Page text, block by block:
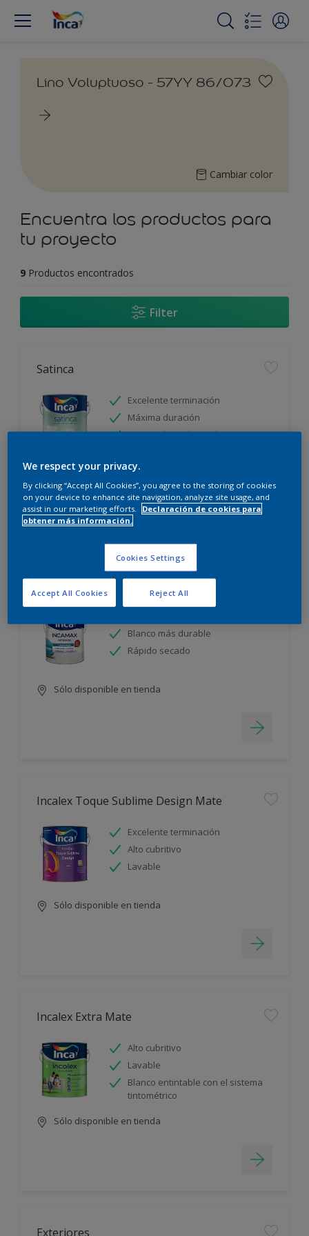
Lino Voluptuoso - 57YY 86/073
Cambiar color
Encuentra los productos para
tu proyecto
9 Productos encontrados
Filter
Satinca
Excelente terminación
Máxima duración
Protección prolongada
Sólo disponible en tienda
Blanco más durable
Rápido secado
Sólo disponible en tienda
Incalex Toque Sublime Design Mate
Excelente terminación
Alto cubritivo
Lavable
Sólo disponible en tienda
Incalex Extra Mate
Alto cubritivo
Lavable
Blanco entintable con el sistema
tintométrico
Sólo disponible en tienda
Exteriores
We respect your privacy.
By clicking “Accept All Cookies”, you agree to the storing of cookies
on your device to enhance site navigation, analyze site usage, and
assist in our marketing efforts.
Declaración de cookies para
obtener más información.
Cookies Settings
Reject All
Accept All Cookies